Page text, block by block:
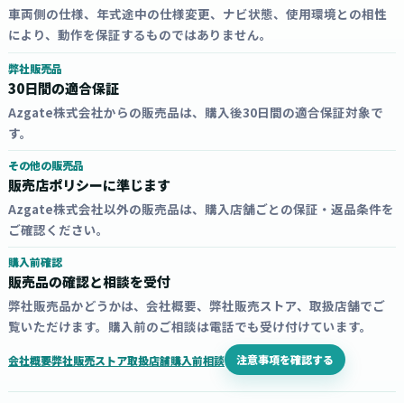
車両側の仕様、年式途中の仕様変更、ナビ状態、使用環境との相性
により、動作を保証するものではありません。
弊社販売品
30日間の適合保証
Azgate株式会社からの販売品は、購入後30日間の適合保証対象で
す。
その他の販売品
販売店ポリシーに準じます
Azgate株式会社以外の販売品は、購入店舗ごとの保証・返品条件を
ご確認ください。
購入前確認
販売品の確認と相談を受付
弊社販売品かどうかは、会社概要、弊社販売ストア、取扱店舗でご
覧いただけます。購入前のご相談は電話でも受け付けています。
会社概要弊社販売ストア取扱店舗購入前相談 注意事項を確認する